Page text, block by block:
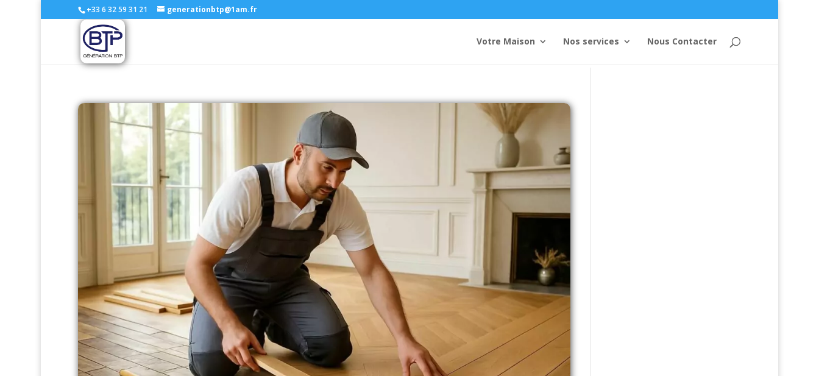
+33 6 32 59 31 21 generationbtp@1am.fr
Votre Maison Nos services Nous Contacter